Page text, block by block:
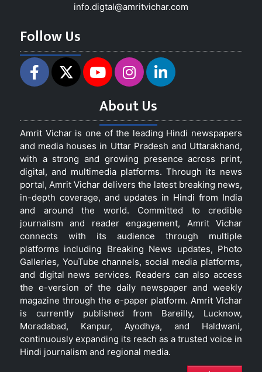
info.digtal@amritvichar.com
Follow Us
About Us
Amrit Vichar is one of the leading Hindi newspapers
and media houses in Uttar Pradesh and Uttarakhand,
with a strong and growing presence across print,
digital, and multimedia platforms. Through its news
portal, Amrit Vichar delivers the latest breaking news,
in-depth coverage, and updates in Hindi from India
and around the world. Committed to credible
journalism and reader engagement, Amrit Vichar
connects with its audience through multiple
platforms including Breaking News updates, Photo
Galleries, YouTube channels, social media platforms,
and digital news services. Readers can also access
the e-version of the daily newspaper and weekly
magazine through the e-paper platform. Amrit Vichar
is currently published from Bareilly, Lucknow,
Moradabad, Kanpur, Ayodhya, and Haldwani,
continuously expanding its reach as a trusted voice in
Hindi journalism and regional media.